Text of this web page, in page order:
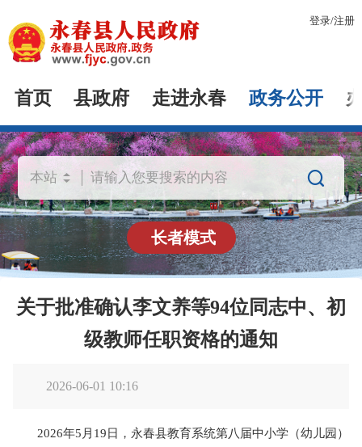
登录/注册
首页 县政府 走进永春 政务公开

长者模式
关于批准确认李文养等94位同志中、初
级教师任职资格的通知
2026-06-01 10:16
2026年5月19日，永春县教育系统第八届中小学（幼儿园）